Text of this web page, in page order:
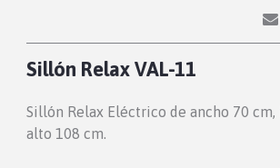
Sillón Relax VAL-11
Sillón Relax Eléctrico de ancho 70 cm,
alto 108 cm.